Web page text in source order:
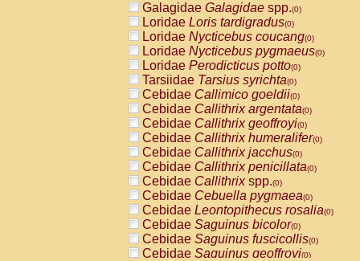
Galagidae Galagidae spp.(0)
Loridae Loris tardigradus(0)
Loridae Nycticebus coucang(0)
Loridae Nycticebus pygmaeus(0)
Loridae Perodicticus potto(0)
Tarsiidae Tarsius syrichta(0)
Cebidae Callimico goeldii(0)
Cebidae Callithrix argentata(0)
Cebidae Callithrix geoffroyi(0)
Cebidae Callithrix humeralifer(0)
Cebidae Callithrix jacchus(0)
Cebidae Callithrix penicillata(0)
Cebidae Callithrixspp.(0)
Cebidae Cebuella pygmaea(0)
Cebidae Leontopithecus rosalia(0)
Cebidae Saguinus bicolor(0)
Cebidae Saguinus fuscicollis(0)
Cebidae Saguinus geoffroyi(0)